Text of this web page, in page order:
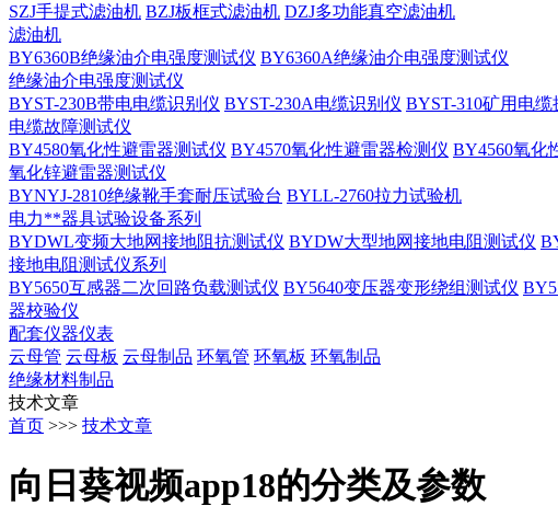
SZJ手提式滤油机 BZJ板框式滤油机 DZJ多功能真空滤油机
滤油机
BY6360B绝缘油介电强度测试仪 BY6360A绝缘油介电强度测试仪
绝缘油介电强度测试仪
BYST-230B带电电缆识别仪 BYST-230A电缆识别仪 BYST-310矿用电缆
电缆故障测试仪
BY4580氧化性避雷器测试仪 BY4570氧化性避雷器检测仪 BY4560氧化
氧化锌避雷器测试仪
BYNYJ-2810绝缘靴手套耐压试验台 BYLL-2760拉力试验机
电力**器具试验设备系列
BYDWL变频大地网接地阻抗测试仪 BYDW大型地网接地电阻测试仪
接地电阻测试仪系列
BY5650互感器二次回路负载测试仪 BY5640变压器变形绕组测试仪
器校验仪
配套仪器仪表
云母管 云母板 云母制品 环氧管 环氧板 环氧制品
绝缘材料制品
技术文章
首页 >>> 技术文章
向日葵视频app18的分类及参数